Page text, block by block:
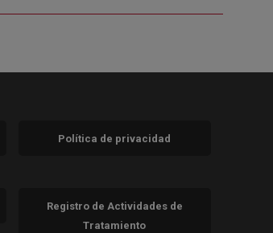
Política de privacidad
Registro de Actividades de
Tratamiento